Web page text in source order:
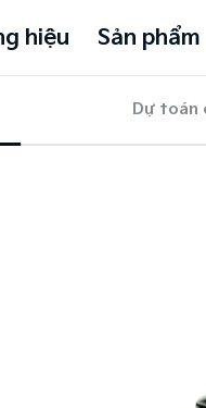
hiệu Sản phẩm
Dự toán